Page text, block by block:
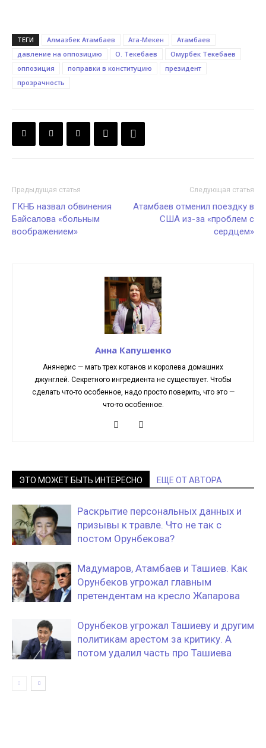
ТЕГИ Алмазбек Атамбаев Ата-Мекен
Атамбаев
давление на оппозицию
О. Текебаев
Омурбек Текебаев
оппозиция
поправки в конституцию
президент
прозрачность
Предыдущая статья
ГКНБ назвал обвинения
Байсалова «больным
воображением»
Следующая статья
Атамбаев отменил поездку в
США из-за «проблем с
сердцем»
Анна Капушенко
Анянерис — мать трех котанов и королева домашних
джунглей. Секретного ингредиента не существует. Чтобы
сделать что-то особенное, надо просто поверить, что это —
что-то особенное.
ЭТО МОЖЕТ БЫТЬ ИНТЕРЕСНО ЕЩЕ ОТ АВТОРА
Раскрытие персональных данных и
призывы к травле. Что не так с
постом Орунбекова?
Мадумаров, Атамбаев и Ташиев. Как
Орунбеков угрожал главным
претендентам на кресло Жапарова
Орунбеков угрожал Ташиеву и другим
политикам арестом за критику. А
потом удалил часть про Ташиева